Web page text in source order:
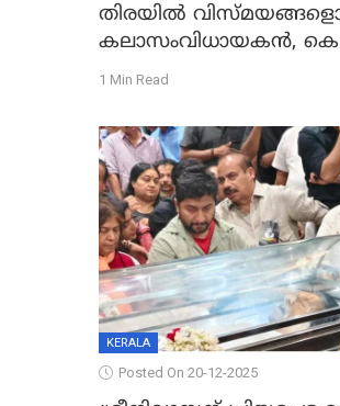
തിരയിൽ
കലാസംവിധായകന്‍,
അന്തരിച്ചു
1 Min Read
KERALA
Posted On 20-12-2025